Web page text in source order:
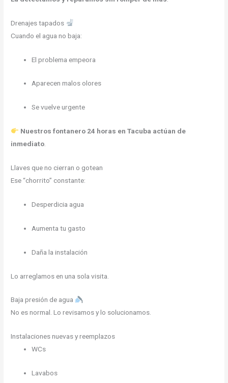
Drenajes tapados
Cuando el agua no baja:
El problema empeora
Aparecen malos olores
Se vuelve urgente
Nuestros fontanero 24 horas en Tacuba actúan de
inmediato
Llaves que no cierran o gotean
Ese “chorrito” constante:
Desperdicia agua
Aumenta tu gasto
Daña la instalación
Lo arreglamos en una sola visita.
Baja presión de agua
No es normal. Lo revisamos y lo solucionamos.
Instalaciones nuevas y reemplazos
WCs
Lavabos